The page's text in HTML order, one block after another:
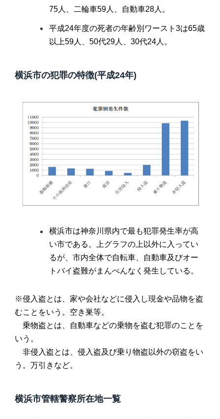
75人、二輪車59人、自動車28人。
平成24年度の死者の年齢別ワースト3は65歳
以上59人、50代29人、30代24人。
横浜市の犯罪の特徴(平成24年)
横浜市は神奈川県内で最も犯罪発生率が高
い市である。上グラフの上以外に入ってい
るが、市内全体で自転車、自動車及びオー
トバイ盗難がまんべんなく発生している。
※侵入盗とは、家や会社などに侵入し現金や品物を盗
むことをいう。空き巣等。
乗物盗とは、自動車などの乗物を盗む犯罪のことを
いう。
非侵入盗とは、侵入盗及び乗り物盗以外の窃盗をい
う。万引きなど。
横浜市管轄警察所在地一覧